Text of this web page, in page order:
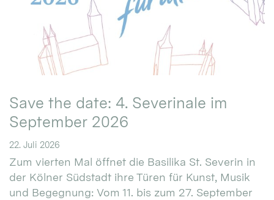
Save the date: 4. Severinale im
September 2026
22. Juli 2026
Zum vierten Mal öffnet die Basilika St. Severin in
der Kölner Südstadt ihre Türen für Kunst, Musik
und Begegnung: Vom 11. bis zum 27. September